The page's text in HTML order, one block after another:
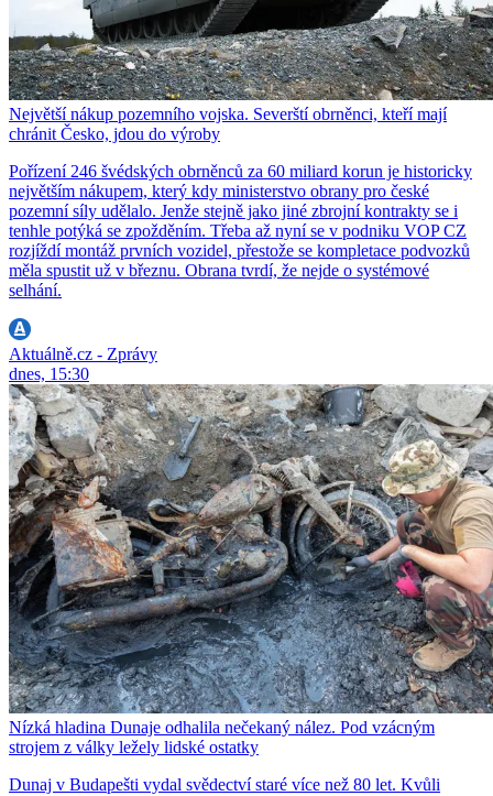
Největší nákup pozemního vojska. Severští obrněnci, kteří mají
chránit Česko, jdou do výroby
Pořízení 246 švédských obrněnců za 60 miliard korun je historicky
největším nákupem, který kdy ministerstvo obrany pro české
pozemní síly udělalo. Jenže stejně jako jiné zbrojní kontrakty se i
tenhle potýká se zpožděním. Třeba až nyní se v podniku VOP CZ
rozjíždí montáž prvních vozidel, přestože se kompletace podvozků
měla spustit už v březnu. Obrana tvrdí, že nejde o systémové
selhání.
Aktuálně.cz - Zprávy
dnes, 15:30
Nízká hladina Dunaje odhalila nečekaný nález. Pod vzácným
strojem z války ležely lidské ostatky
Dunaj v Budapešti vydal svědectví staré více než 80 let. Kvůli